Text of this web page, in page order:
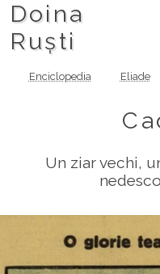
Doina
Ruști
Enciclopedia Eliade
Un ziar vechi,